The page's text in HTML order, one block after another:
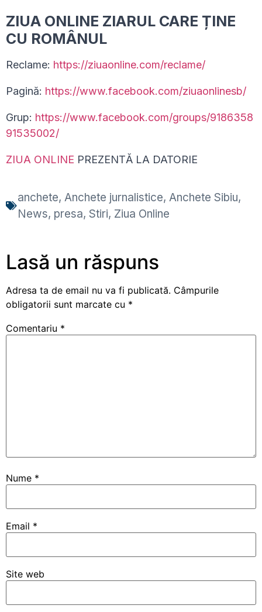
ZIUA ONLINE ZIARUL CARE ȚINE
CU ROMÂNUL
Reclame: https://ziuaonline.com/reclame/
Pagină: https://www.facebook.com/ziuaonlinesb/
Grup: https://www.facebook.com/groups/9186358
91535002/
ZIUA ONLINE PREZENTĂ LA DATORIE
anchete, Anchete jurnalistice, Anchete Sibiu,
News, presa, Stiri, Ziua Online
Lasă un răspuns
Adresa ta de email nu va fi publicată. Câmpurile
obligatorii sunt marcate cu *
Comentariu *
Nume *
Email *
Site web